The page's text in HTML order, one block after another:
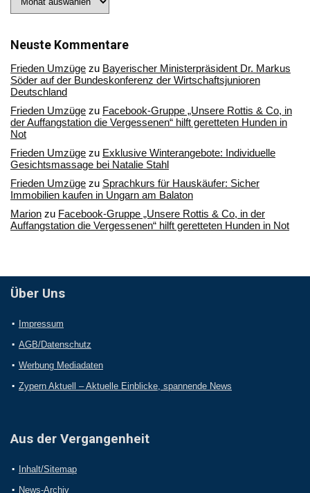
Sie
Archiv
Neuste Kommentare
Frieden Umzüge zu Bayerischer Ministerpräsident Dr. Markus
Söder auf der Bundeskonferenz der Wirtschaftsjunioren
Deutschland
Frieden Umzüge zu Facebook-Gruppe „Unsere Rottis & Co, in
der Auffangstation die Vergessenen“ hilft geretteten Hunden in
Not
Frieden Umzüge zu Exklusive Winterangebote: Individuelle
Gesichtsmassage bei Natalie Stahl
Frieden Umzüge zu Sprachkurs für Hauskäufer: Sicher
Immobilien kaufen in Ungarn am Balaton
Marion zu Facebook-Gruppe „Unsere Rottis & Co, in der
Auffangstation die Vergessenen“ hilft geretteten Hunden in Not
Über Uns
Impressum
AGB/Datenschutz
Werbung Mediadaten
Zypern Aktuell – Aktuelle Einblicke, spannende News
Aus der Vergangenheit
Inhalt/Sitemap
News-Archiv